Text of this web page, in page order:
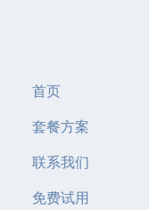
首页
套餐方案
联系我们
免费试用